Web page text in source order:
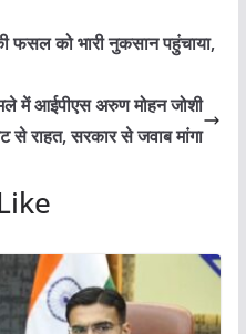
फसल को भारी नुकसान पहुंचाया,
में आईपीएस अरुण मोहन जोशी
से राहत, सरकार से जवाब मांगा